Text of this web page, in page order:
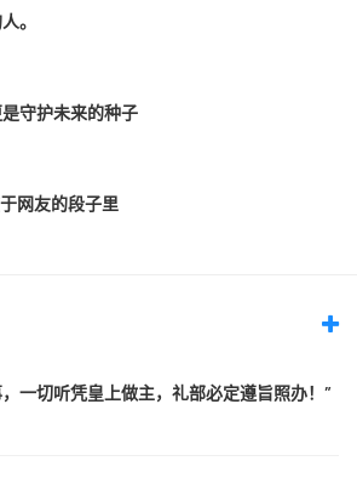
。
守护未来的种子
网友的段子里
一切听凭皇上做主，礼部必定遵旨照办！”